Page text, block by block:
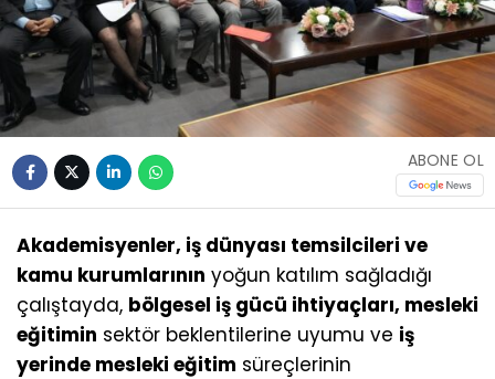
ABONE OL
Akademisyenler, iş dünyası temsilcileri ve
kamu kurumlarının yoğun katılım sağladığı
çalıştayda, bölgesel iş gücü ihtiyaçları, mesleki
eğitimin sektör beklentilerine uyumu ve iş
yerinde mesleki eğitim süreçlerinin